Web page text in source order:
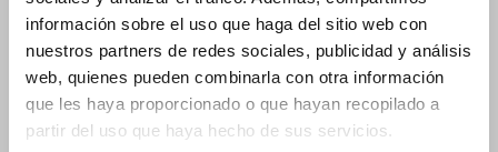
información sobre el uso que haga del sitio web con
nuestros partners de redes sociales, publicidad y análisis
web, quienes pueden combinarla con otra información
que les haya proporcionado o que hayan recopilado a
partir del uso que haya hecho de sus servicios.